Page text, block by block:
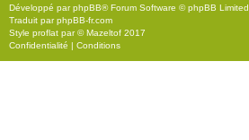
Développé parphpBB® Forum Software © phpBB Limited
Traduit parphpBB-fr.com
Style proflat par ©Mazeltof 2017
Confidentialité | Conditions